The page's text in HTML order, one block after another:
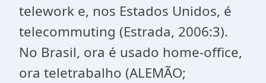
telework e, nos Estados Unidos, é
telecommuting (Estrada, 2006:3).
No Brasil, ora é usado home-office,
ora teletrabalho (ALEMÃO;